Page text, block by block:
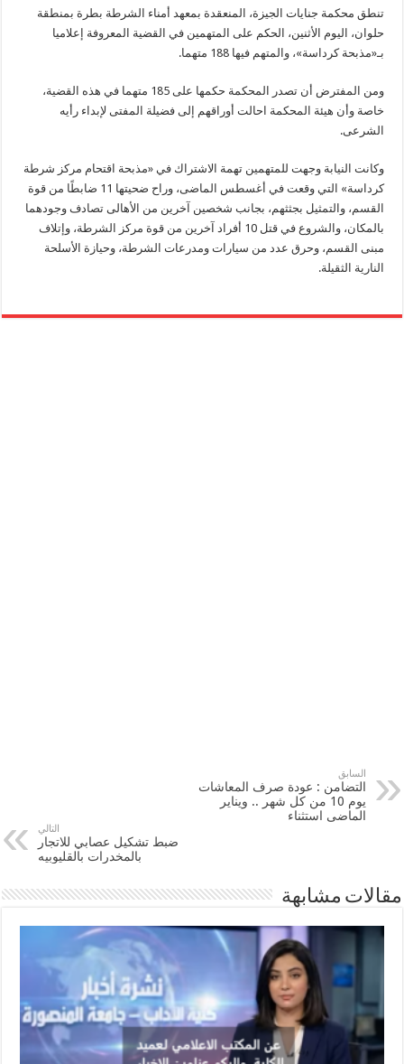
تنطق محكمة جنايات الجيزة، المنعقدة بمعهد أمناء الشرطة بطرة بمنطقة
حلوان، اليوم الأثنين، الحكم على المتهمين في القضية المعروفة إعلاميا
بـ«مذبحة كرداسة»، والمتهم فيها 188 متهما.
ومن المفترض أن تصدر المحكمة حكمها على 185 متهما في هذه القضية،
خاصة وأن هيئة المحكمة احالت أوراقهم إلى فضيلة المفتى لإبداء رأيه
الشرعى.
وكانت النيابة وجهت للمتهمين تهمة الاشتراك في «مذبحة اقتحام مركز شرطة
كرداسة» التي وقعت في أغسطس الماضى، وراح ضحيتها 11 ضابطًا من قوة
القسم، والتمثيل بجثثهم، بجانب شخصين آخرين من الأهالى تصادف وجودهما
بالمكان، والشروع في قتل 10 أفراد آخرين من قوة مركز الشرطة، وإتلاف
مبنى القسم، وحرق عدد من سيارات ومدرعات الشرطة، وحيازة الأسلحة
النارية الثقيلة.
السابق
التضامن : عودة صرف المعاشات
يوم 10 من كل شهر .. ويناير
الماضى استثناء
التالي
ضبط تشكيل عصابي للاتجار
بالمخدرات بالقليوبيه
مقالات مشابهة